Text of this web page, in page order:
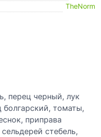
TheNorm
перец черный, лук
болгарский, томаты,
приправа
стебель,